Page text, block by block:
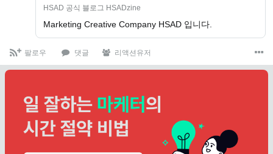
연속 수상
HSAD 공식 블로그 HSADzine
Marketing Creative Company HSAD 입니다.
팔로우 댓글 리액션유저